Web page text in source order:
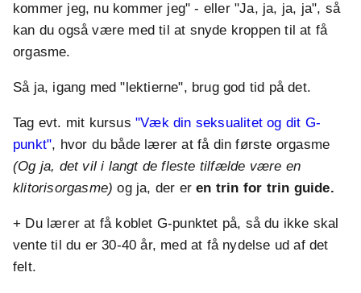
kommer jeg, nu kommer jeg" - eller "Ja, ja, ja, ja", så
kan du også være med til at snyde kroppen til at få
orgasme.
Så ja, igang med "lektierne", brug god tid på det.
Tag evt. mit kursus "Væk din seksualitet og dit G-
punkt", hvor du både lærer at få din første orgasme
(Og ja, det vil i langt de fleste tilfælde være en
klitorisorgasme) og ja, der eren trin for trin guide.
+ Du lærer at få koblet G-punktet på, så du ikke skal
vente til du er 30-40 år, med at få nydelse ud af det
felt.